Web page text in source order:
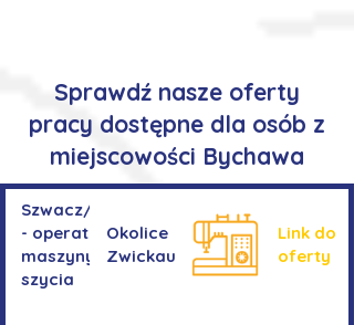
Sprawdź nasze oferty
pracy dostępne dla osób z
miejscowości Bychawa
Szwacz/Szwaczka
- operator
maszyny do
szycia
Okolice
Zwickau
Link do
oferty